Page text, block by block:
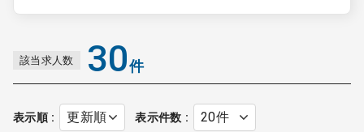
採用をお考えの医療機関の方
該当求人数 30件
表示順 表示件数